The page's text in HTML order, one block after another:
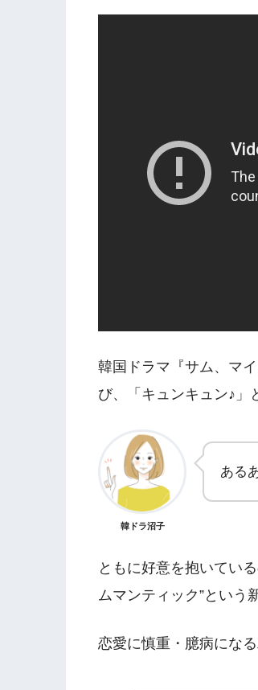
韓国ドラマ『サム、マ
び、「キュンキュン♪」
韓ドラ沼子
ある
ともに好意を抱いてい
ムマンティック”という
恋愛に慎重・臆病にな